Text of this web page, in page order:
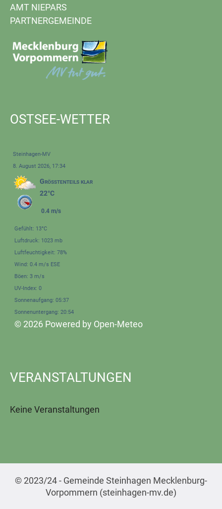
AMT NIEPARS
PARTNERGEMEINDE
OSTSEE-WETTER
Steinhagen-MV
8. August 2026, 17:34
Größtenteils klar
22°C
0.4 m/s
Gefühlt: 13°C
Luftdruck: 1023 mb
Luftfeuchtigkeit: 78%
Wind: 0.4 m/s ESE
Böen: 3 m/s
UV-Index: 0
Sonnenaufgang: 05:37
Sonnenuntergang: 20:54
© 2026 Powered by Open-Meteo
VERANSTALTUNGEN
Keine Veranstaltungen
© 2023/24 - Gemeinde Steinhagen Mecklenburg-
Vorpommern (steinhagen-mv.de)